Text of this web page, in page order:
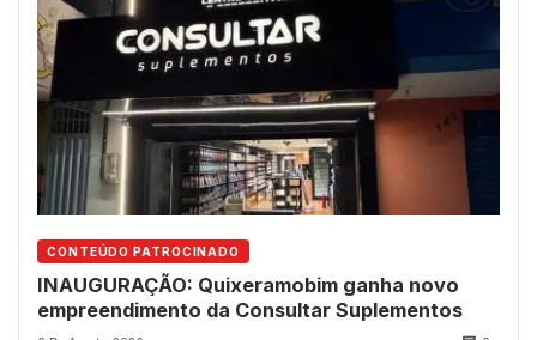
CONTEÚDO PATROCINADO
INAUGURAÇÃO: Quixeramobim ganha novo
empreendimento da Consultar Suplementos